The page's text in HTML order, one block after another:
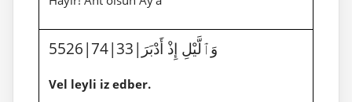
5526|74|33|وَٱلَّيْلِ إِذْ أَدْبَرَ
Vel leyli iz edber.